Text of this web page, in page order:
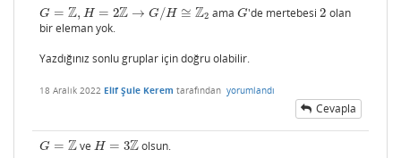
G = Z, H = 2Z → G/H ≅ Z2
G= Z,H=2 Z→G H≅ Z2 amaG
G'de mertebesi2
2 olan
bir eleman yok.
Yazdığınız sonlu gruplar için doğru olabilir.
18 Aralık 2022 Elif Şule Kerem tarafından yorumlandı
Cevapla
G = Z
G= Z ve H = 3Z
H= 3Z
olsun.